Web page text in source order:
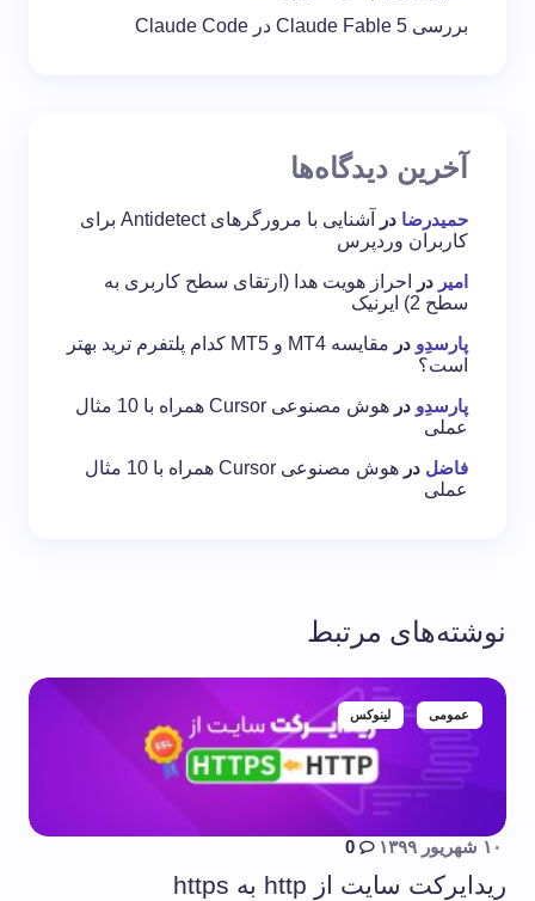
بررسی Claude Fable 5 در Claude Code
آخرین دیدگاه‌ها
حمیدرضا در
آشنایی با مرورگرهای Antidetect برای
کاربران وردپرس
امیر در
احراز هویت هدا (ارتقای سطح کاربری به
سطح 2) ایرنیک
پارسدِو در
مقایسه MT4 و MT5 کدام پلتفرم ترید بهتر
است؟
پارسدِو در
هوش مصنوعی Cursor همراه با 10 مثال
عملی
فاضل در
هوش مصنوعی Cursor همراه با 10 مثال
عملی
نوشته‌های مرتبط
عمومی لینوکس
۱۰ شهریور ۱۳۹۹ 0
ریدایرکت سایت از http به https